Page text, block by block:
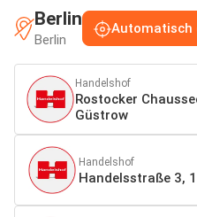
Berlin
Berlin
Automatisch
Handelshof
Rostocker
Güstrow
Handelshof
Handelsstraße 3,